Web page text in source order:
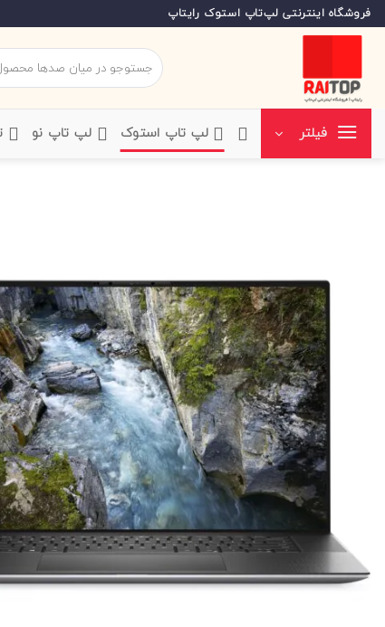
Skip
to
فروشگاه اینترنتی لپ‌تاپ استوک رایتاپ
جستجو
برای:
فیلتر ‌لپ تاپ استوک ‌لپ تاپ نو